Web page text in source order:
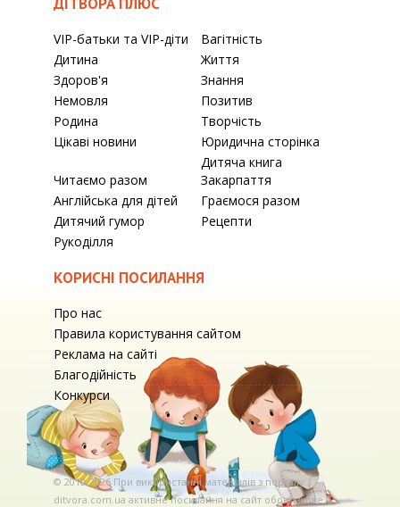
VIP-батьки та VIP-діти
Вагітність
Дитина
Життя
Здоров'я
Знання
Немовля
Позитив
Родина
Творчість
Цікаві новини
Юридична сторінка
Читаємо разом
Дитяча книга
Закарпаття
Англійська для дітей
Граємося разом
Дитячий гумор
Рецепти
Рукоділля
КОРИСНІ ПОСИЛАННЯ
Про нас
Правила користування сайтом
Реклама на сайті
Благодійність
Конкурси
© 2010-2026 При використаннi матерiалiв з порталу
ditvora.com.ua активне посилання на сайт обов'язкове. .